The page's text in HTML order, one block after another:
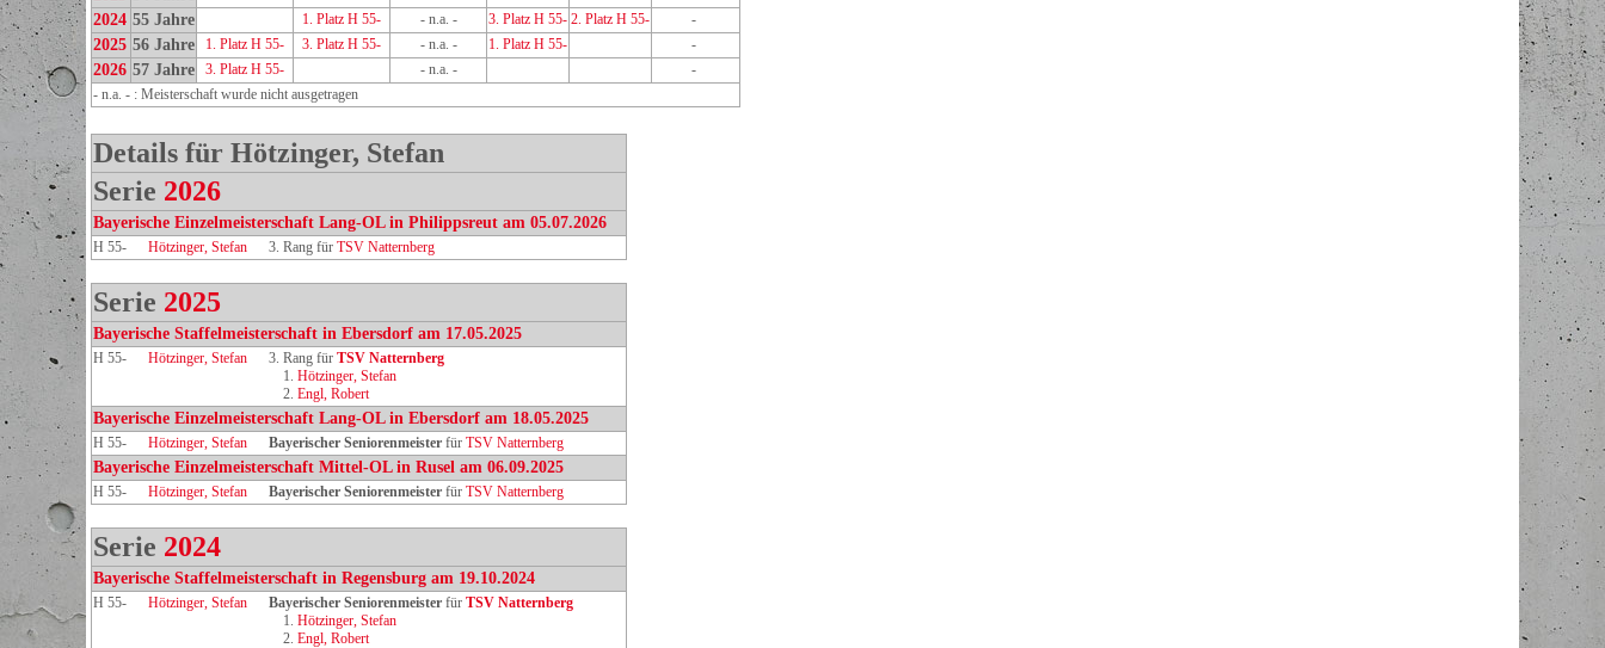
2024 55 Jahre 1. Platz H 55- - n.a. - 3. Platz H 55- 2. Platz H 55- -
2025 56 Jahre 1. Platz H 55- 3. Platz H 55- - n.a. - 1. Platz H 55- -
2026 57 Jahre 3. Platz H 55- - n.a. -
-
- n.a. - : Meisterschaft wurde nicht ausgetragen
Details für Hötzinger, Stefan
Serie 2026
Bayerische Einzelmeisterschaft Lang-OL in Philippsreut am 05.07.2026
H 55- Hötzinger, Stefan 3. Rang für TSV Natternberg
Serie 2025
Bayerische Staffelmeisterschaft in Ebersdorf am 17.05.2025
H 55- Hötzinger, Stefan 3. Rang für TSV Natternberg
1. Hötzinger, Stefan
2. Engl, Robert
Bayerische Einzelmeisterschaft Lang-OL in Ebersdorf am 18.05.2025
H 55- Hötzinger, Stefan Bayerischer Seniorenmeister für TSV Natternberg
Bayerische Einzelmeisterschaft Mittel-OL in Rusel am 06.09.2025
H 55- Hötzinger, Stefan Bayerischer Seniorenmeister für TSV Natternberg
Serie 2024
Bayerische Staffelmeisterschaft in Regensburg am 19.10.2024
H 55- Hötzinger, Stefan Bayerischer Seniorenmeister für TSV Natternberg
1. Hötzinger, Stefan
2. Engl, Robert